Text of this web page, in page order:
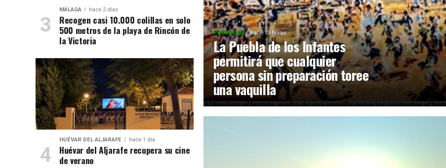
PROVINCIA hace 15 horas
La Puebla de los Infantes
permitirá que cualquier
persona sin preparación toree
una vaquilla
MÁLAGA hace 2 días
Recogen casi 10.000 colillas en solo
500 metros de la playa de Rincón de
la Victoria
HUÉVAR DEL ALJARAFE hace 1 día
Huévar del Aljarafe recupera su cine
de verano